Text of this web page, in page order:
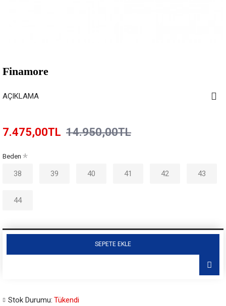
Finamore
AÇIKLAMA
Stok Durumu: Tükendi
7.475,00TL 14.950,00TL
Beden
38 39 40 41 42 43
44
SEPETE EKLE